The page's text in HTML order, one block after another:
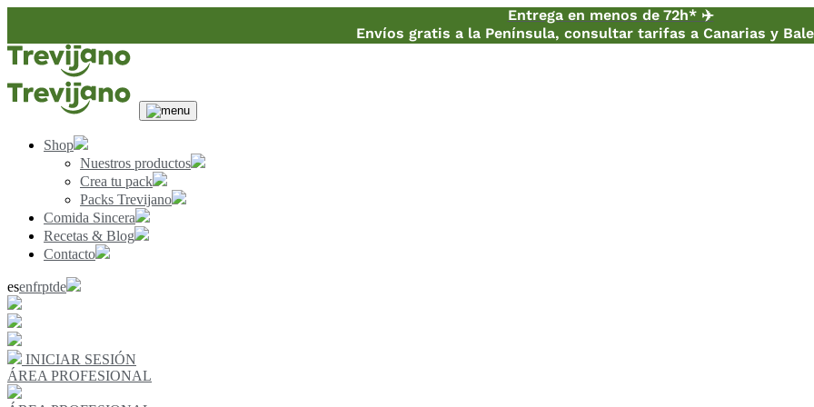
Entrega en menos de 72h* ✈️
Envíos gratis a la Península, consultar tarifas a Canarias y
Shop
Nuestros productos
Crea tu pack
Packs Trevijano
Comida Sincera
Recetas & Blog
Contacto
esenfrptde
INICIAR SESIÓN
ÁREA PROFESIONAL